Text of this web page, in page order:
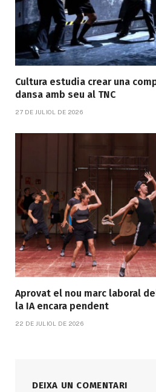
Cultura estudia crear una
dansa amb seu al TNC
27 DE JULIOL DE 2026
Aprovat el nou marc laboral
la IA encara pendent
22 DE JULIOL DE 2026
DEIXA UN COMENTARI